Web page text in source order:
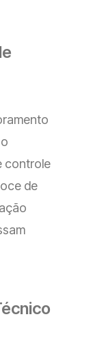
controle
de